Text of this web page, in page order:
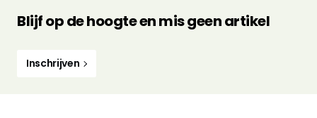
Blijf op de hoogte en mis geen artikel
Inschrijven